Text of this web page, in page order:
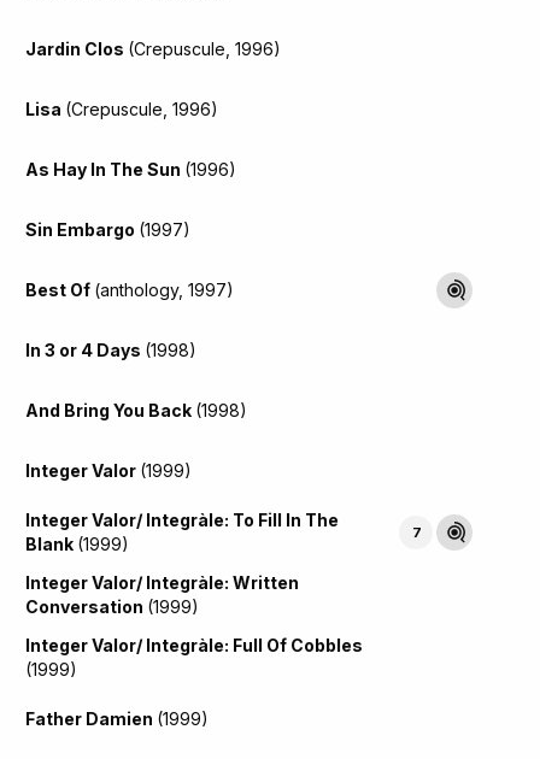
Jardin Clos (Crepuscule, 1996)
Lisa (Crepuscule, 1996)
As Hay In The Sun (1996)
Sin Embargo (1997)
Best Of (anthology, 1997)
In 3 or 4 Days (1998)
And Bring You Back (1998)
Integer Valor (1999)
Integer Valor/ Integràle: To Fill In The
Blank (1999)
7
Integer Valor/ Integràle: Written
Conversation (1999)
Integer Valor/ Integràle: Full Of Cobbles
(1999)
Father Damien (1999)